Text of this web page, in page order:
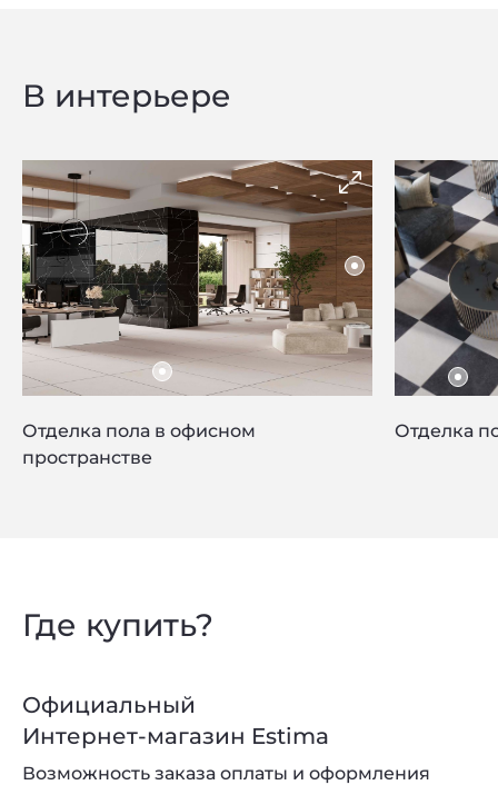
В интерьере
Отделка пола в офисном
пространстве
Отделка
Где купить?
Официальный
Интернет-магазин Estima
Возможность заказа оплаты и оформления